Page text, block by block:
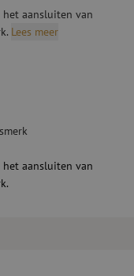
aansluiten van
Lees meer
aansluiten van